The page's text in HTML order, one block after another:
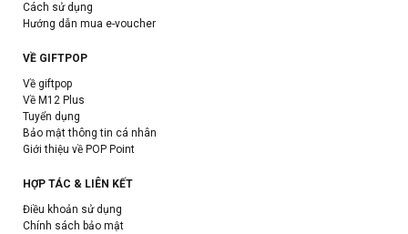
Cách sử dụng
Hướng dẫn mua e-voucher
VỀ GIFTPOP
Về giftpop
Về M12 Plus
Tuyển dụng
Bảo mật thông tin cá nhân
Giới thiệu về POP Point
HỢP TÁC & LIÊN KẾT
Điều khoản sử dụng
Chính sách bảo mật